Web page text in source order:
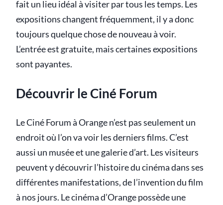
fait un lieu idéal à visiter par tous les temps. Les
expositions changent fréquemment, il y a donc
toujours quelque chose de nouveau à voir.
L’entrée est gratuite, mais certaines expositions
sont payantes.
Découvrir le Ciné Forum
Le Ciné Forum à Orange n’est pas seulement un
endroit où l’on va voir les derniers films. C’est
aussi un musée et une galerie d’art. Les visiteurs
peuvent y découvrir l’histoire du cinéma dans ses
différentes manifestations, de l’invention du film
à nos jours. Le cinéma d’Orange possède une